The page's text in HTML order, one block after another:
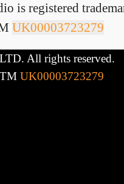
is registered
UK00003723279
All rights reserved.
UK00003723279